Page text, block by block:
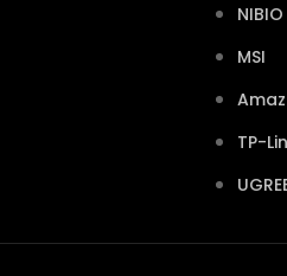
NIBIO
MSI
TP-